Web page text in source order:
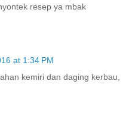
resep ya mbak
at 1:34 PM
kemiri dan daging kerbau,